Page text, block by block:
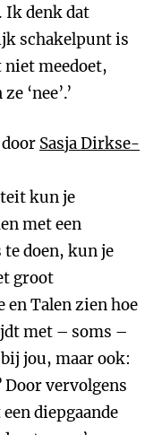
Ik denk dat
schakelpunt is
meedoet,
‘nee’.’
door Sasja Dirkse-
kun je
met een
doen, kun je
groot
Talen zien hoe
met – soms –
jou, maar ook:
vervolgens
diepgaande